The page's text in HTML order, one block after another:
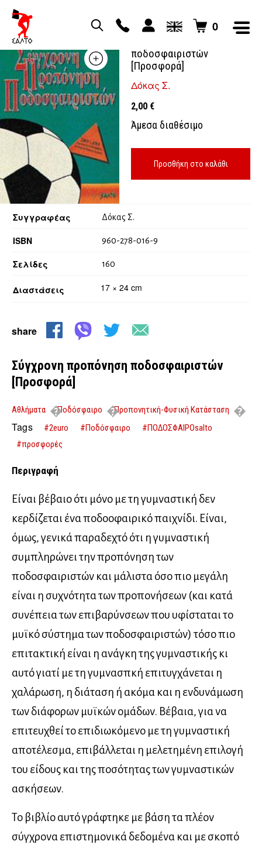
0
ποδοσφαιριστών
[Προσφορά]
Δόκας Σ.
2,00 €
Άμεσα διαθέσιμο
Προσθήκη στο καλάθι
Διαστάσεις 17 × 24 cm
Συγγραφέας Δόκας Σ.
ISBN 960-278-016-9
Σελίδες 160
share
Σύγχρονη προπόνηση ποδοσφαιριστών
[Προσφορά]
Αθλήματα Ποδόσφαιρο
Προπονητική-Φυσική Κατάσταση
Σύγχρονη προπόνηση ποδοσφαιριστών [Προσφορά]
Tags #2euro #Ποδόσφαιρο
#ΠΟΔΟΣΦΑΙΡΟsalto
#προσφορές
Περιγραφή
Είναι βέβαιο ότι μόνο με τη γυμναστική δεν
κερδίζεται ένα ποδοοφαιρικό παιχνίδι. Είναι,
όμως, γενικά παραδεχτό ότι η γυμναστική
συμπληρώνει την προπόνηση των
ποδοσφαιριστών και μάλιστα όσο πιο μεγάλη
είναι η συχνότητα των προπονήσεων (και κατά
συνέπεια των επιβαρύνσεων που υφίσταται το
μυϊκό σύστημα των ποδοσφαιριστών) τόσο πιο
επιτακτική είναι η ανάγκη της γυμναστικής κι
αυτό γιατί με τη γυμνασπκή επιτυγχάνεται η
χαλάρωση, η διάταση ή ακόμα και η ενδυνάμωση
των διάφορων μυϊκών ομάδων. Βέβαια, για να
επιτευχθεί το επιδιωκόμενο με τη γυμναστική
αποτέλεσμα, επιβάλλεται η μελετημένη επιλογή
του είδους και της ποσότητας των γυμναστικών
ασκήσεων.
Το βιβλίο αυτό γράφτηκε με βάση τα πλέον
σύγχρονα επιστημονικά δεδομένα και με σκοπό